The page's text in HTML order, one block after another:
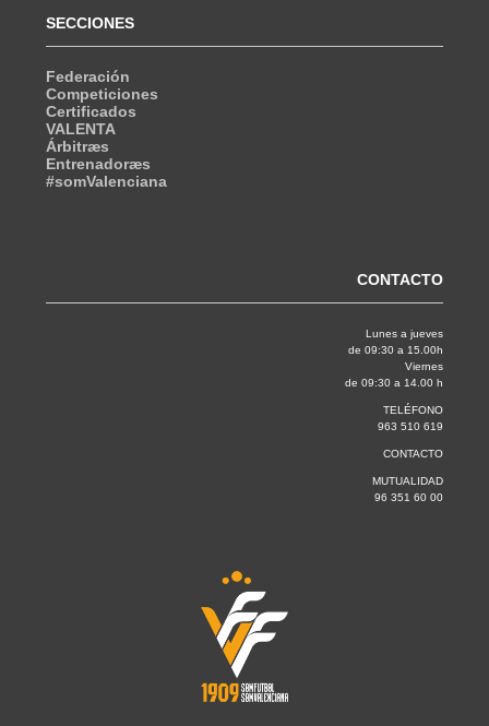
SECCIONES
Federación
Competiciones
Certificados
VALENTA
Árbitræs
Entrenadoræs
#somValenciana
CONTACTO
Lunes a jueves
de 09:30 a 15.00h
Viernes
de 09:30 a 14.00 h
TELÉFONO
963 510 619
CONTACTO
MUTUALIDAD
96 351 60 00